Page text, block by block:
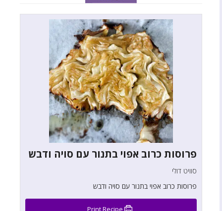
פרוסות כרוב אפוי בתנור עם סויה ודבש
סוויט דולי
פרוסות כרוב אפוי בתנור עם סויה ודבש